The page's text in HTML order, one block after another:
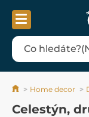
Home decor
Celestýn,